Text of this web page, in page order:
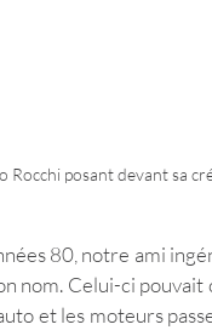
Rocchi posant devant sa
80, notre ami
nom. Celui-ci
et les moteurs